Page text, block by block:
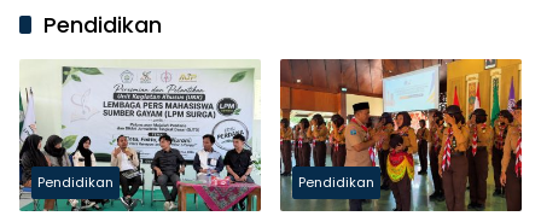
Pendidikan
Pendidikan Pendidikan